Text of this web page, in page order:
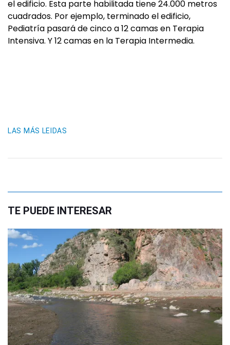
el edificio. Esta parte habilitada tiene 24.000 metros
cuadrados. Por ejemplo, terminado el edificio,
Pediatría pasará de cinco a 12 camas en Terapia
Intensiva. Y 12 camas en la Terapia Intermedia.
LAS MÁS LEIDAS
TE PUEDE INTERESAR